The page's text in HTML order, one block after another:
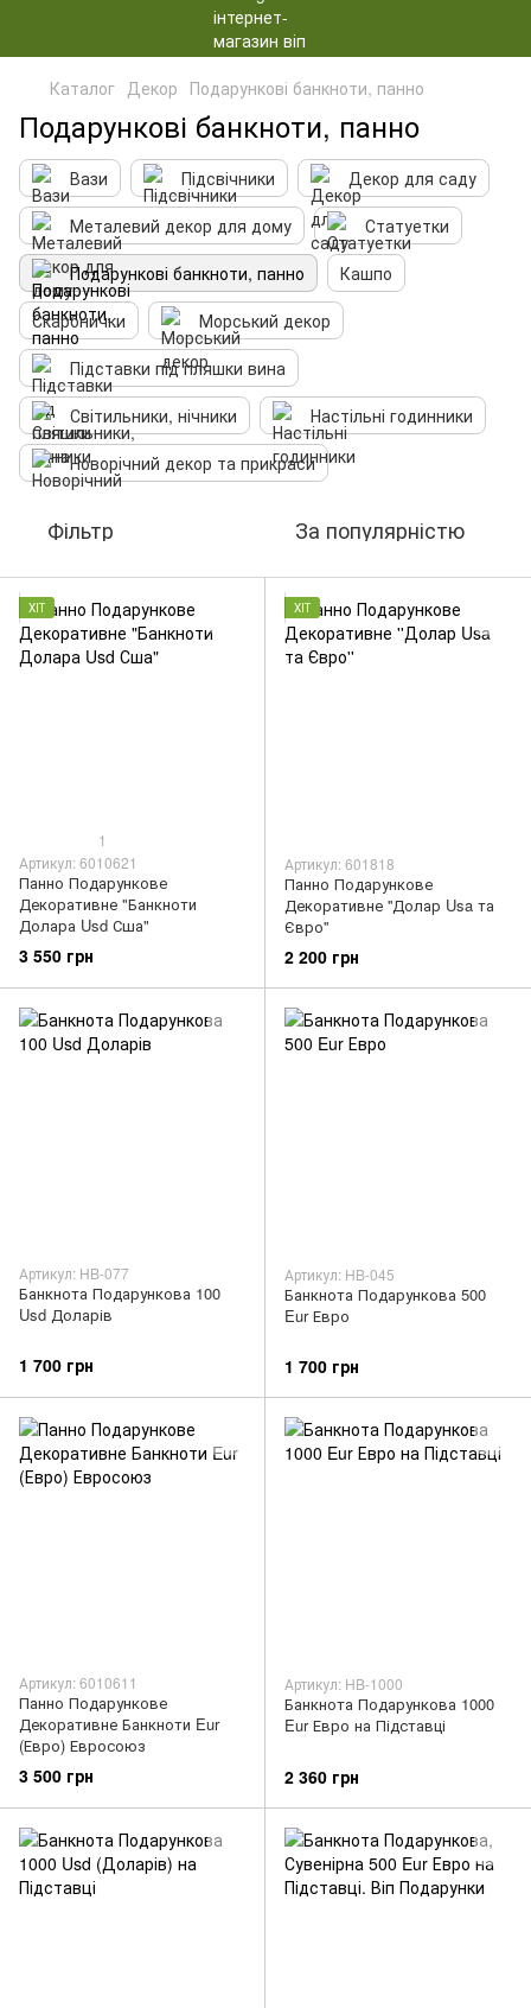
Каталог Декор Подарункові банкноти, панно
Подарункові банкноти, панно
Вази Підсвічники
Декор для саду
Металевий декор для дому
Статуетки
Подарункові банкноти, панно
Кашпо
Скарбнички
Морський декор
Підставки під пляшки вина
Світильники, нічники
Настільні годинники
Новорічний декор та прикраси
Фільтр За популярністю
ХІТ
1
Артикул: 6010621
Панно Подарункове
Декоративне "Банкноти
Долара Usd Сша"
3 550 грн
ХІТ
Артикул: 601818
Панно Подарункове
Декоративне ''Долар Usa та
Євро''
2 200 грн
Артикул: HB-077
Банкнота Подарункова 100
Usd Доларів
1 700 грн
Артикул: HB-045
Банкнота Подарункова 500
Eur Евро
1 700 грн
Артикул: 6010611
Панно Подарункове
Декоративне Банкноти Eur
(Евро) Евросоюз
3 500 грн
Артикул: HB-1000
Банкнота Подарункова 1000
Eur Евро на Підставці
2 360 грн